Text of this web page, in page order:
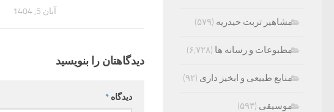
آبان 5, 1404
دیدگاهتان را بنویسید
دیدگاه *
مشاهیر تربت حیدریه (۵۷۹)
مطبوعات و رسانه ها (۶,۷۲۸)
منابع طبیعی و ابخیز داری (۹۲)
موسیقی (۵۹۳)